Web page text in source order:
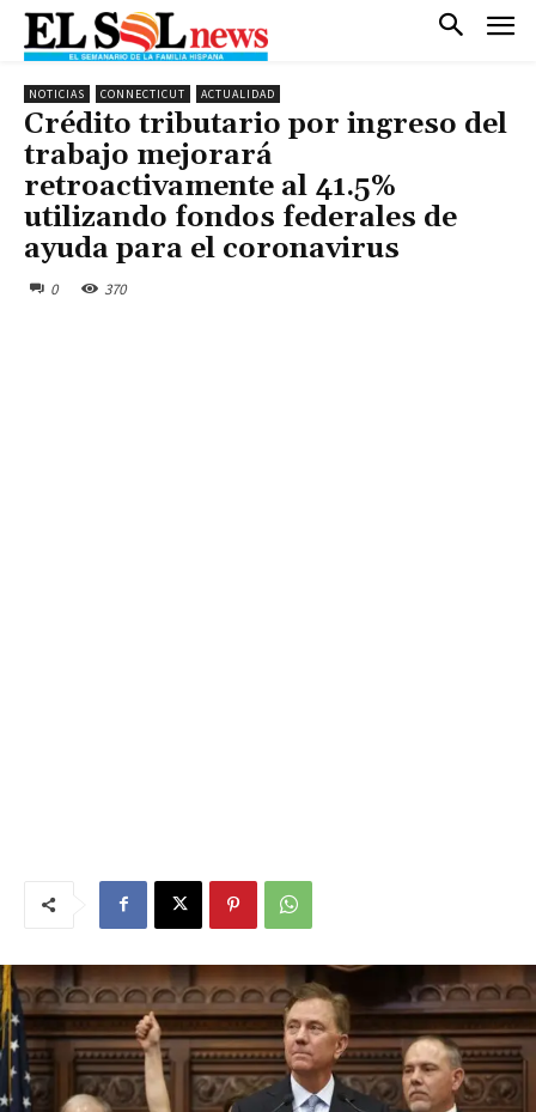
NOTICIAS CONNECTICUT ACTUALIDAD
Crédito tributario por ingreso del
trabajo mejorará
retroactivamente al 41.5%
utilizando fondos federales de
ayuda para el coronavirus
0 370